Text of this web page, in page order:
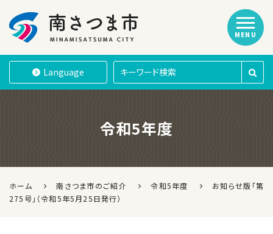
南さつま市
Language
MENU
令和5年度
ホーム 南さつま市のご紹介 令和5年度
お知らせ版「第
275号」（令和5年5月25日発行）